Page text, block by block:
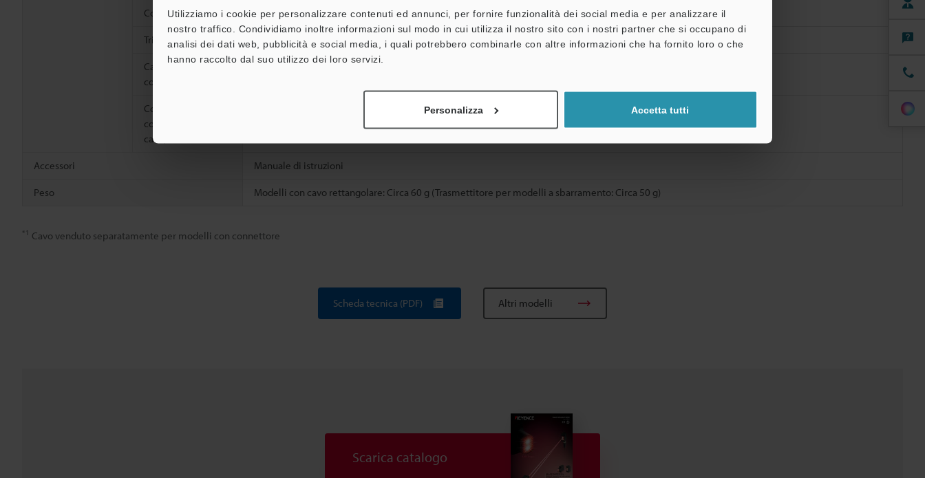
Utilizziamo i cookie per personalizzare contenuti ed annunci, per fornire funzionalità dei social media e per analizzare il
nostro traffico. Condividiamo inoltre informazioni sul modo in cui utilizza il nostro sito con i nostri partner che si occupano di
analisi dei dati web, pubblicità e social media, i quali potrebbero combinarle con altre informazioni che ha fornito loro o che
hanno raccolto dal suo utilizzo dei loro servizi.
Personalizza Accetta tutti
Copriobiettivo Poliarilato (PAR)
Trimmer Poliammide (PA) rinforzata in fibra di vetro
Cavo (solo modelli
con cavo)
Polivinilcloruro (PVC)
Connettore (tipo
connettore con solo
cavo)
Accessori Manuale di istruzioni
Peso Modelli con cavo rettangolare: Circa 60 g (Trasmettitore per modelli a sbarramento: Circa 50 g)
*1 Cavo venduto separatamente per modelli con connettore
Scheda tecnica (PDF) Altri modelli
Scarica catalogo